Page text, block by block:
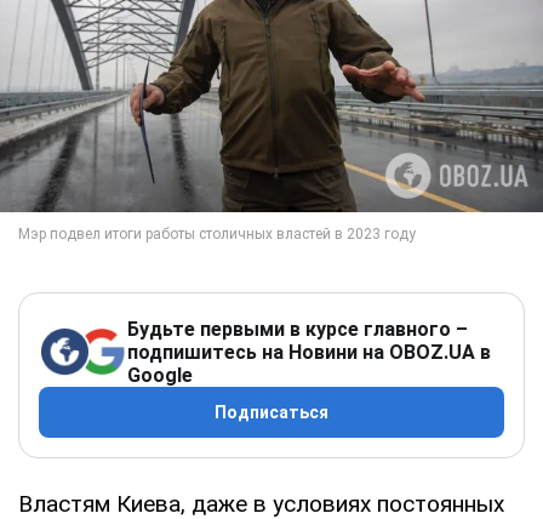
Будьте первыми в курсе главного –
подпишитесь на Новини на OBOZ.UA в
Google
Подписаться
Властям Киева, даже в условиях постоянных